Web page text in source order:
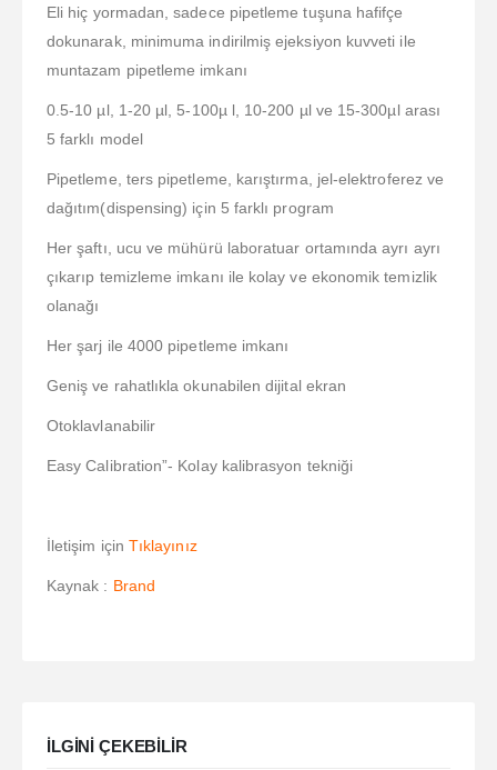
Eli hiç yormadan, sadece pipetleme tuşuna hafifçe
dokunarak, minimuma indirilmiş ejeksiyon kuvveti ile
muntazam pipetleme imkanı
0.5-10 µl, 1-20 µl, 5-100µ l, 10-200 µl ve 15-300µl arası
5 farklı model
Pipetleme, ters pipetleme, karıştırma, jel-elektroferez ve
dağıtım(dispensing) için 5 farklı program
Her şaftı, ucu ve mühürü laboratuar ortamında ayrı ayrı
çıkarıp temizleme imkanı ile kolay ve ekonomik temizlik
olanağı
Her şarj ile 4000 pipetleme imkanı
Geniş ve rahatlıkla okunabilen dijital ekran
Otoklavlanabilir
Easy Calibration”- Kolay kalibrasyon tekniği
İletişim için Tıklayınız
Kaynak : Brand
ILGINI ÇEKEBILIR